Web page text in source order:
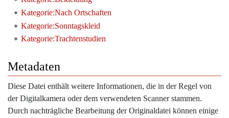
Kategorie:Nach Ortschaften
Kategorie:Sonntagskleid
Kategorie:Trachtenstudien
Metadaten
Diese Datei enthält weitere Informationen, die in der Regel von
der Digitalkamera oder dem verwendeten Scanner stammen.
Durch nachträgliche Bearbeitung der Originaldatei können einige